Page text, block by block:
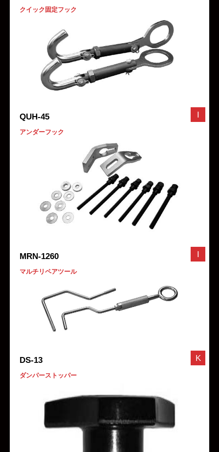
クイック固定フック
QUH-45
アンダーフック
I
MRN-1260
マルチリペアツール
I
DS-13
ダンパーストッパー
K